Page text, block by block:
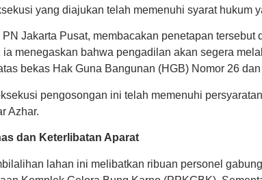
yang diajukan telah memenuhi syarat hukum
Jakarta Pusat, membacakan penetapan
ia menegaskan bahwa pengadilan akan segera
bekas Hak Guna Bangunan (HGB) Nomor 26
pengosongan ini telah memenuhi
Azhar.
dan Keterlibatan Aparat
lahan ini melibatkan ribuan personel